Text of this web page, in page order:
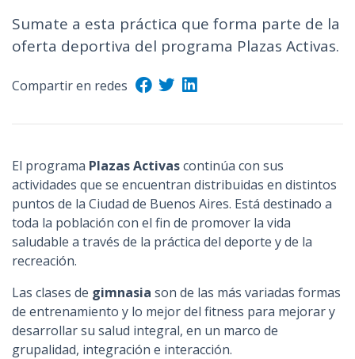
e
n
d
p
i
n
c
i
p
Sumate a esta práctica que forma parte de la
oferta deportiva del programa Plazas Activas.
Compartir en redes
El programa Plazas Activascontinúa con sus
actividades que se encuentran distribuidas en distintos
puntos de la Ciudad de Buenos Aires. Está destinado a
toda la población con el fin de promover la vida
saludable a través de la práctica del deporte y de la
recreación.
Las clases de gimnasia son de las más variadas formas
de entrenamiento y lo mejor del fitness para mejorar y
desarrollar su salud integral, en un marco de
grupalidad, integración e interacción.